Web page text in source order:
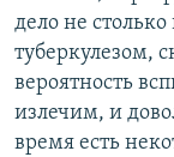
дело не
туберкулезом,
вероятность
излечим, и
время есть